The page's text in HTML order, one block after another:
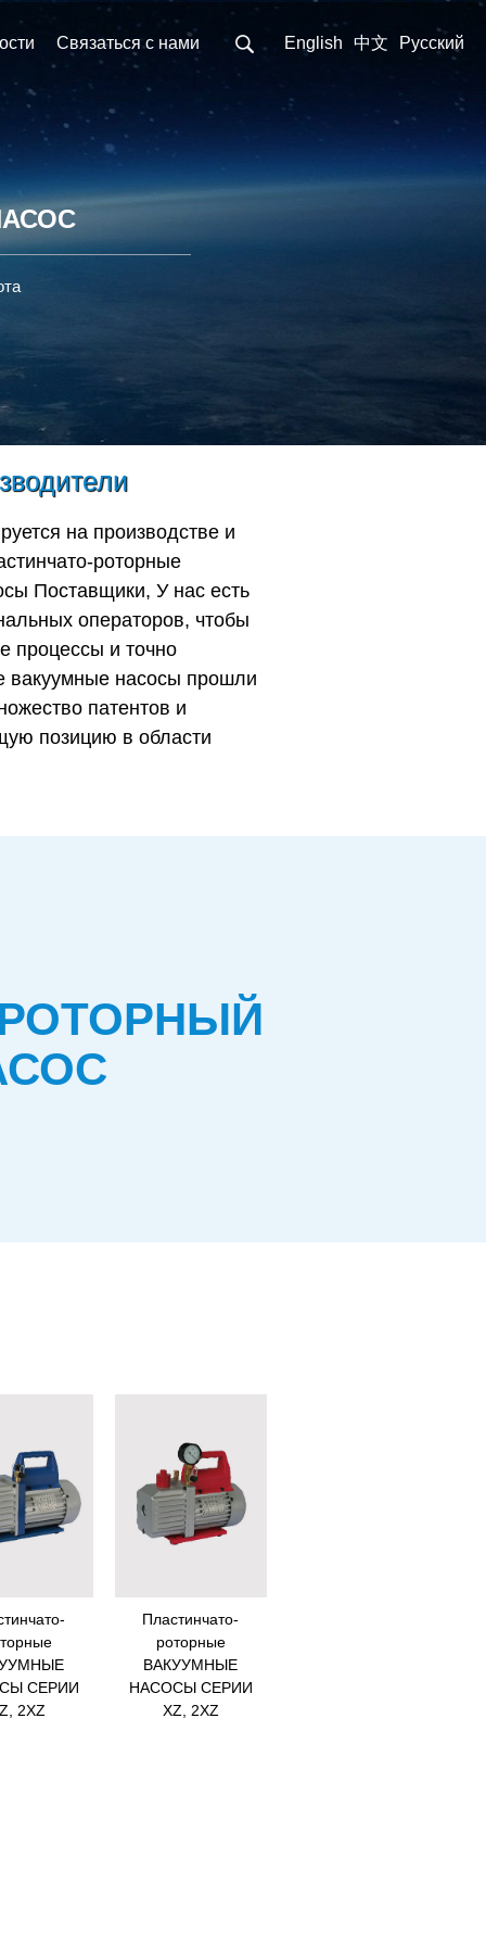
Связаться с нами English 中文 Pусский
на производстве и
роторные
Поставщики, У нас есть
операторов, чтобы
процессы и точно
вакуумные насосы прошли
патентов и
позицию в области
СЕРИИ
2XZ
Пластинчато-
роторные
ВАКУУМНЫЕ
НАСОСЫ СЕРИИ
XZ, 2XZ